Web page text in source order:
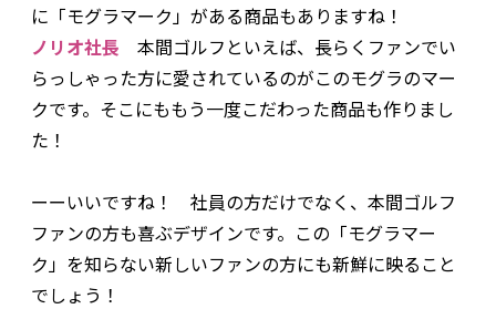
に「モグラマーク」がある商品もありますね！
ノリオ社長 本間ゴルフといえば、長らくファンでい
らっしゃった方に愛されているのがこのモグラのマー
クです。そこにももう一度こだわった商品も作りまし
た！
ーーいいですね！ 社員の方だけでなく、本間ゴルフ
ファンの方も喜ぶデザインです。この「モグラマー
ク」を知らない新しいファンの方にも新鮮に映ること
でしょう！